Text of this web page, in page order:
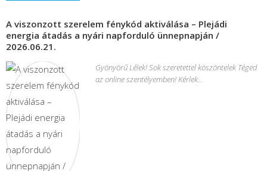
A viszonzott szerelem fénykód aktiválása – Plejádi
energia átadás a nyári napforduló ünnepnapján /
2026.06.21.
Gyönyörű Lélek! Sok szeretettel köszöntelek Téged
az online szentélyemben! Kérlek...